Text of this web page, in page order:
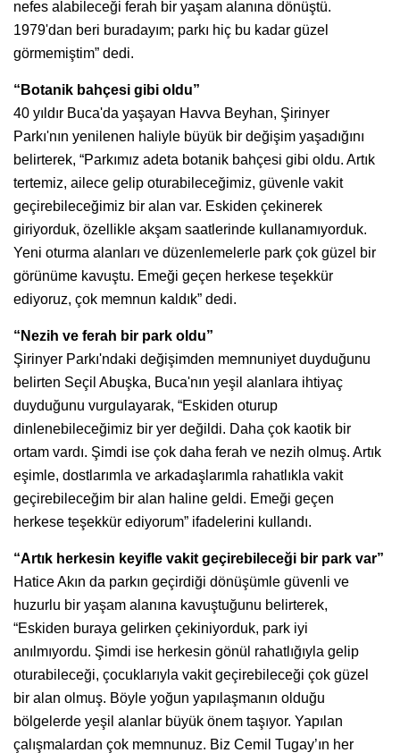
nefes alabileceği ferah bir yaşam alanına dönüştü.
1979'dan beri buradayım; parkı hiç bu kadar güzel
görmemiştim” dedi.
“Botanik bahçesi gibi oldu”
40 yıldır Buca'da yaşayan Havva Beyhan, Şirinyer
Parkı'nın yenilenen haliyle büyük bir değişim yaşadığını
belirterek, “Parkımız adeta botanik bahçesi gibi oldu. Artık
tertemiz, ailece gelip oturabileceğimiz, güvenle vakit
geçirebileceğimiz bir alan var. Eskiden çekinerek
giriyorduk, özellikle akşam saatlerinde kullanamıyorduk.
Yeni oturma alanları ve düzenlemelerle park çok güzel bir
görünüme kavuştu. Emeği geçen herkese teşekkür
ediyoruz, çok memnun kaldık” dedi.
“Nezih ve ferah bir park oldu”
Şirinyer Parkı'ndaki değişimden memnuniyet duyduğunu
belirten Seçil Abuşka, Buca'nın yeşil alanlara ihtiyaç
duyduğunu vurgulayarak, “Eskiden oturup
dinlenebileceğimiz bir yer değildi. Daha çok kaotik bir
ortam vardı. Şimdi ise çok daha ferah ve nezih olmuş. Artık
eşimle, dostlarımla ve arkadaşlarımla rahatlıkla vakit
geçirebileceğim bir alan haline geldi. Emeği geçen
herkese teşekkür ediyorum” ifadelerini kullandı.
“Artık herkesin keyifle vakit geçirebileceği bir park var”
Hatice Akın da parkın geçirdiği dönüşümle güvenli ve
huzurlu bir yaşam alanına kavuştuğunu belirterek,
“Eskiden buraya gelirken çekiniyorduk, park iyi
anılmıyordu. Şimdi ise herkesin gönül rahatlığıyla gelip
oturabileceği, çocuklarıyla vakit geçirebileceği çok güzel
bir alan olmuş. Böyle yoğun yapılaşmanın olduğu
bölgelerde yeşil alanlar büyük önem taşıyor. Yapılan
çalışmalardan çok memnunuz. Biz Cemil Tugay’ın her